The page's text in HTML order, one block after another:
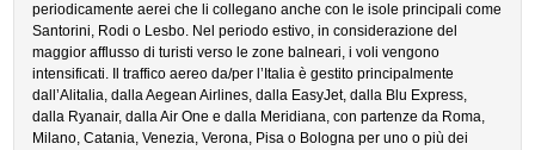
periodicamente aerei che li collegano anche con le isole principali come
Santorini, Rodi o Lesbo. Nel periodo estivo, in considerazione del
maggior afflusso di turisti verso le zone balneari, i voli vengono
intensificati. Il traffico aereo da/per l’Italia è gestito principalmente
dall’Alitalia, dalla Aegean Airlines, dalla EasyJet, dalla Blu Express,
dalla Ryanair, dalla Air One e dalla Meridiana, con partenze da Roma,
Milano, Catania, Venezia, Verona, Pisa o Bologna per uno o più dei